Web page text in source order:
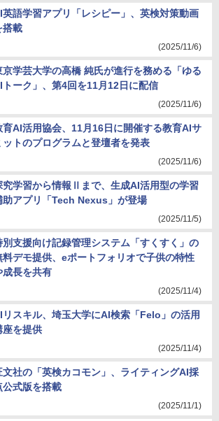
英語学習アプリ「レシピー」、英検対策動画
搭載
(2025/11/6)
京学芸大学の高橋 純氏が進行を務める「ゆる
トーク」、第4回を11月12日に配信
(2025/11/6)
育AI活用協会、11月16日に開催する教育AIサ
ットのプログラムと登壇者を発表
(2025/11/6)
究学習から情報Ⅱまで、生成AI活用型の学習
助アプリ「Tech Nexus」が登場
(2025/11/5)
別支援向け記録管理システム「すくすく」の
料デモ提供、eポートフォリオで子供の特性
成長を共有
(2025/11/4)
リスキル、埼玉大学にAI検索「Felo」の活用
座を提供
(2025/11/4)
文社の「英検カコモン」、ライティングAI採
公式版を搭載
(2025/11/1)